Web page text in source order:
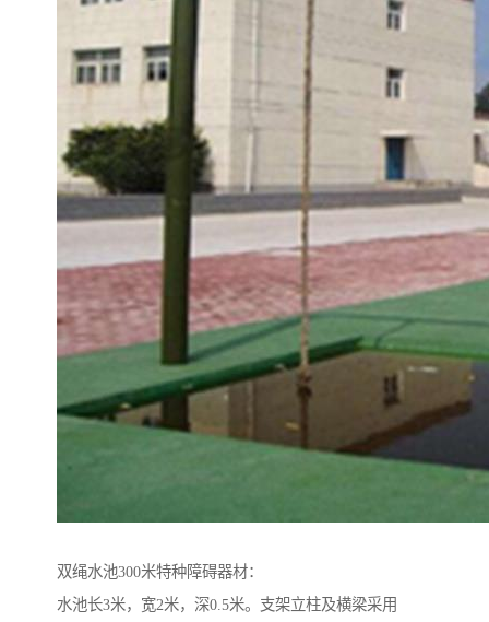
双绳水池300米特种障碍器材：
水池长3米，宽2米，深0.5米。支架立柱及横梁采用